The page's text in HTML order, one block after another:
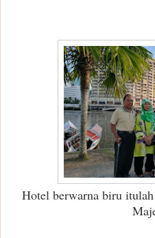
Hotel berwarna biru